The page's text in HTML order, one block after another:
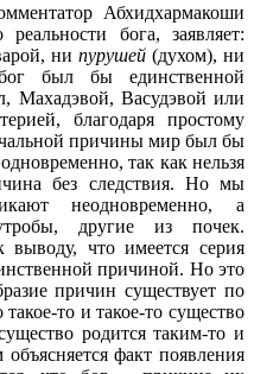
Абхидхармакоши
бога, заявляет:
ни пурушей(духом), ни
был бы единственной
Васудэвой или
благодаря простому
причины мир был бы
так как нельзя
без следствия. Но мы
неодновременно, а
другие из почек.
что имеется серия
причиной. Но это
причин существует по
то и такое-то существо
родится таким-то и
факт появления